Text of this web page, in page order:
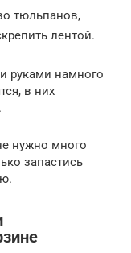
тюльпанов,
лентой.
руками намного
в них
нужно много
запастись